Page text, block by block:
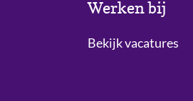
Werken bij
Bekijk vacatures